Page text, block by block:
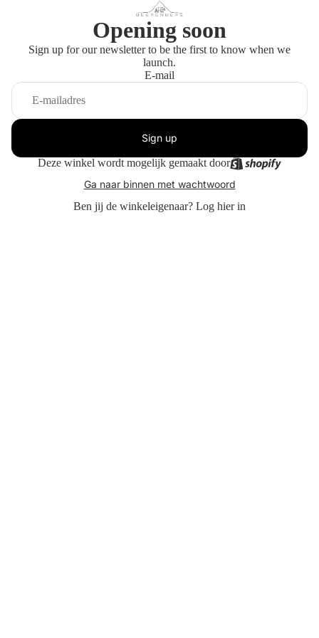
Opening soon
Sign up for our newsletter to be the first to know when we
launch.
E-mail
Sign up
Deze winkel wordt mogelijk gemaakt door
Ga naar binnen met wachtwoord
Ben jij de winkeleigenaar? Log hier in